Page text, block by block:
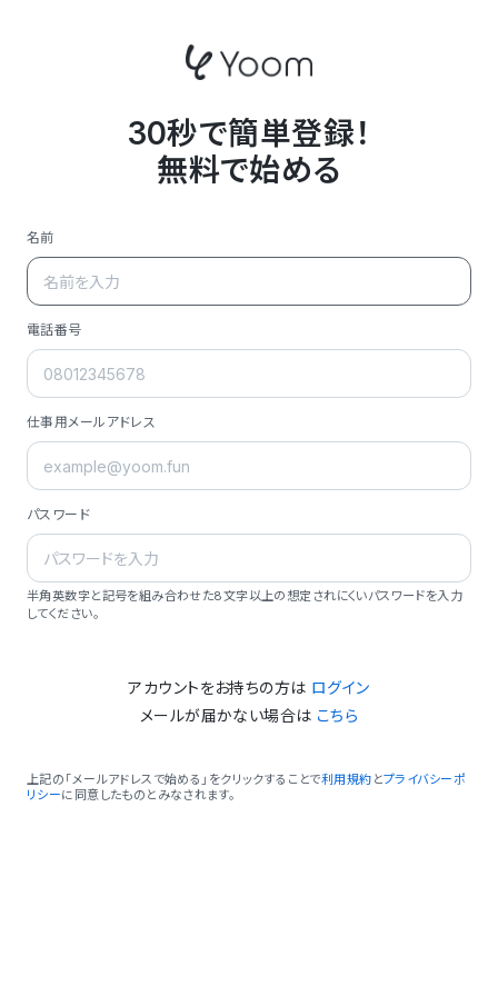
30秒で簡単登録！
無料で始める
名前
電話番号
仕事用メールアドレス
パスワード
半角英数字と記号を組み合わせた8文字以上の想定されにくいパスワードを入力
してください。
アカウントをお持ちの方は ログイン
メールが届かない場合は こちら
上記の「メールアドレスで始める」をクリックすることで利用規約 とプライバシーポ
リシーに同意したものとみなされます。